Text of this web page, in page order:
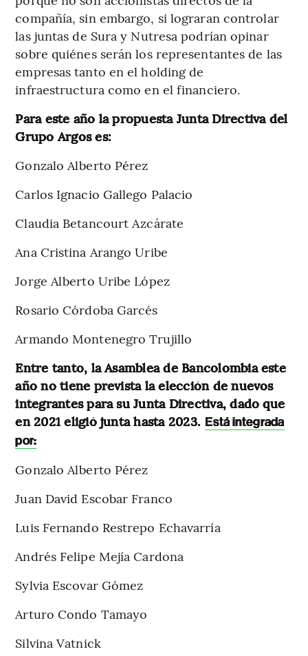
compañía, sin embargo, si lograran controlar
las juntas de Sura y Nutresa podrían opinar
sobre quiénes serán los representantes de las
empresas tanto en el holding de
infraestructura como en el financiero.
Para este año la propuesta Junta Directiva del
Grupo Argos es:
Gonzalo Alberto Pérez
Carlos Ignacio Gallego Palacio
Claudia Betancourt Azcárate
Ana Cristina Arango Uribe
Jorge Alberto Uribe López
Rosario Córdoba Garcés
Armando Montenegro Trujillo
Entre tanto, la Asamblea de Bancolombia este
año no tiene prevista la elección de nuevos
integrantes para su Junta Directiva, dado que
en 2021 eligió junta hasta 2023. Está integrada
por:
Gonzalo Alberto Pérez
Juan David Escobar Franco
Luis Fernando Restrepo Echavarría
Andrés Felipe Mejía Cardona
Sylvia Escovar Gómez
Arturo Condo Tamayo
Silvina Vatnick